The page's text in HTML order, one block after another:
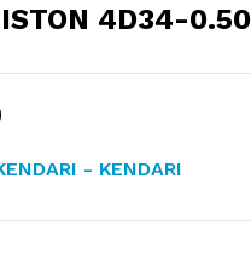
4D34-0.50
- KENDARI